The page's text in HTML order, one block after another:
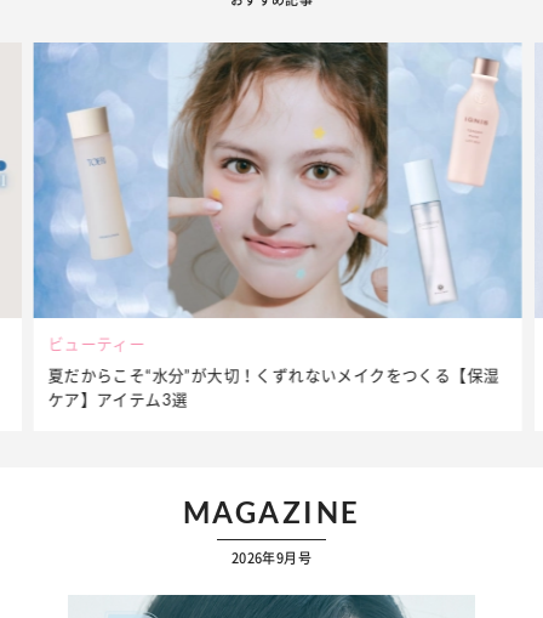
ビューティー
夏だからこそ“水分”が大切！くずれないメイクをつくる【保湿
ケア】アイテム3選
MAGAZINE
2026年9月号